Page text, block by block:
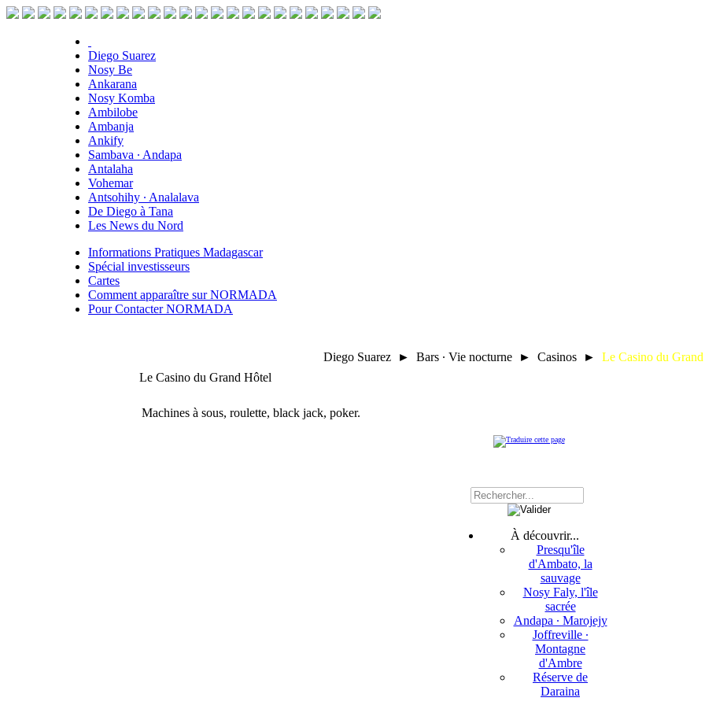
Diego Suarez
Nosy Be
Ankarana
Nosy Komba
Ambilobe
Ambanja
Ankify
Sambava ∙ Andapa
Antalaha
Vohemar
Antsohihy ∙ Analalava
De Diego à Tana
Les News du Nord
Informations Pratiques Madagascar
Spécial investisseurs
Cartes
Comment apparaître sur NORMADA
Pour Contacter NORMADA
Diego Suarez ► Bars ∙ Vie nocturne ► Casinos ► Le Casino du
Le Casino du Grand Hôtel
Machines à sous, roulette, black jack, poker.
À découvrir...
Presqu'île
d'Ambato, la
sauvage
Nosy Faly, l'île
sacrée
Andapa ∙ Marojejy
Joffreville ∙
Montagne
d'Ambre
Réserve de
Daraina